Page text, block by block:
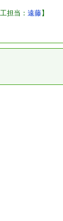
担当： 遠藤】